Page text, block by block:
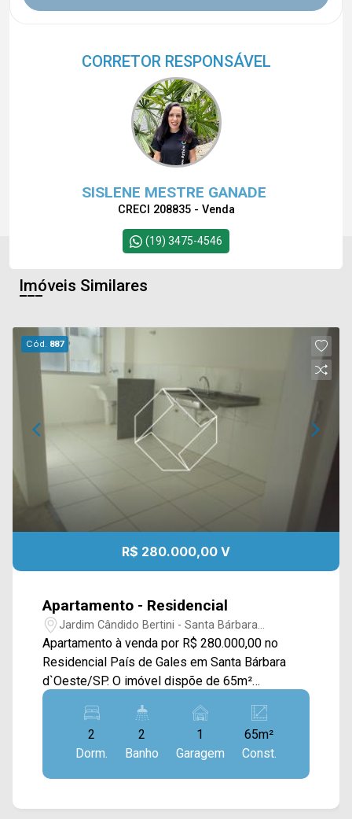
CORRETOR RESPONSÁVEL
SISLENE MESTRE GANADE
CRECI 208835 - Venda
(19) 3475-4546
Imóveis Similares
Cód. 887
R$ 280.000,00 V
Apartamento - Residencial
Jardim Cândido Bertini - Santa Bárbara
D`Oeste/SP
Apartamento à venda por R$ 280.000,00 no
Residencial País de Gales em Santa Bárbara
d`Oeste/SP. O imóvel dispõe de 65m²
distribuídos em sala de estar e de jantar
integradas e com sacada, cozinha planejada e
área de serviço. > 02 dormitórios, sendo 01
suíte; > 02 banheiro, sendo 01 social; > 01 vaga
de garagem coberta. Aceita financiamento Nao
próximo a supermercados, farmácias,
2
Dorm.
2
Banho
1
Garagem
65m²
Const.